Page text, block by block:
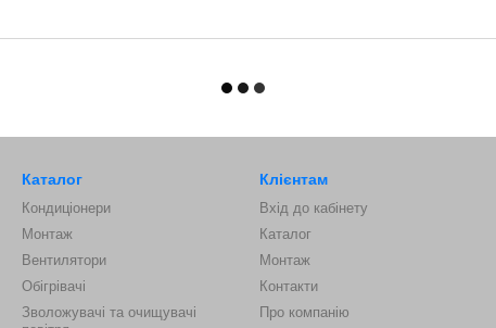
Каталог
Кондиціонери
Монтаж
Вентилятори
Обігрівачі
Зволожувачі та очищувачі
Клієнтам
Вхід до кабінету
Каталог
Монтаж
Контакти
Про компанію